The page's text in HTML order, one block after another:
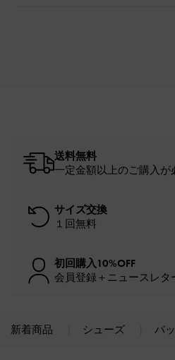
送料無料
一定金額以上のご購入が
サイズ交換
１回無料
初回購入10%OFF
会員登録＋ニュースレタ
新着商品 シューズ バ